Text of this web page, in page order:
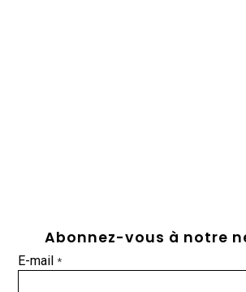
Abonnez-vous à notre
E-mail*